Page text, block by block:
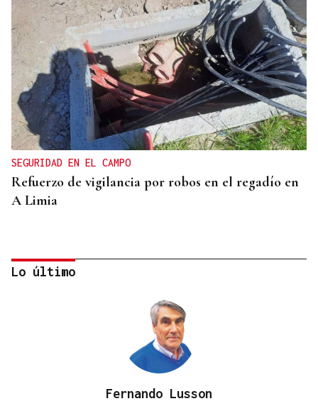
SEGURIDAD EN EL CAMPO
Refuerzo de vigilancia por robos en el regadío en
A Limia
Lo último
Fernando Lusson